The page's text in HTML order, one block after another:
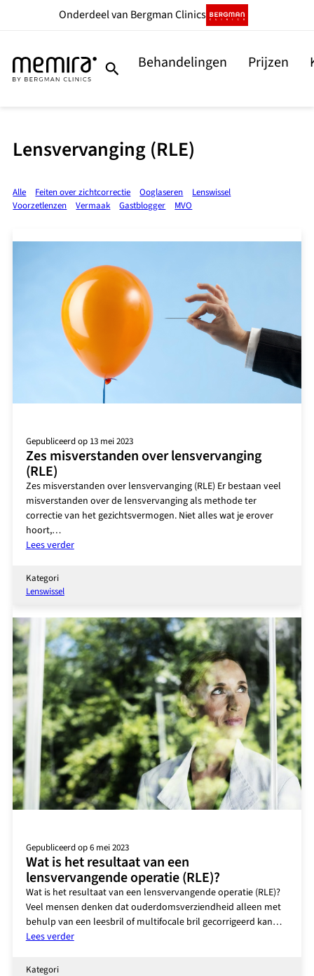
Onderdeelvan Bergman Clinics
Behandelingen Prijzen
Lensvervanging (RLE)
Alle Feiten over zichtcorrectie Ooglaseren
Lenswissel
Voorzetlenzen
Vermaak Gastblogger MVO
Gepubliceerd op 13 mei 2023
Zes misverstanden over lensvervanging
(RLE)
Zes misverstanden over lensvervanging (RLE) Er bestaan veel
misverstanden over de lensvervanging als methode ter
correctie van het gezichtsvermogen. Niet alles wat je erover
hoort,…
Lees verder:
(RLE)
Kategori
Lenswissel
Gepubliceerd op 6 mei 2023
Wat is het resultaat van een
lensvervangende operatie (RLE)?
Wat is het resultaat van een lensvervangende operatie (RLE)?
Veel mensen denken dat ouderdomsverziendheid alleen met
behulp van een leesbril of multifocale bril gecorrigeerd kan…
Lees verder:
Kategori